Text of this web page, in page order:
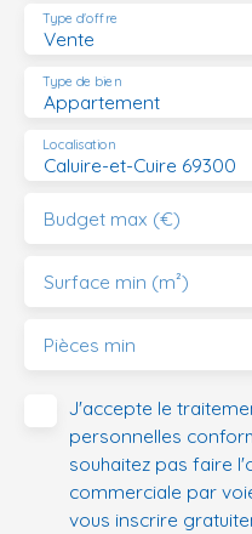
Vente
Type d'offre
Appartement
Type de bien
Caluire-et-Cuire 69300
Localisation
Budget max (€)
Surface min (m²)
Pièces min
J'accepte le
personnelles
souhaitez pas faire
commerciale par
vous inscrire